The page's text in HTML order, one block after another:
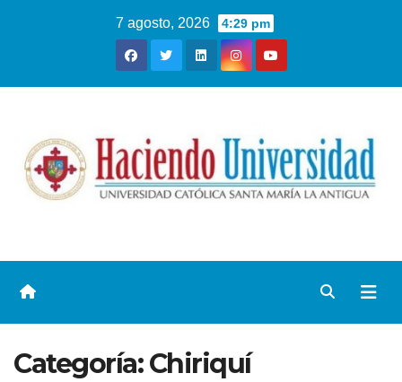
7 agosto, 2026 4:29 pm
Categoría:Chiriquí